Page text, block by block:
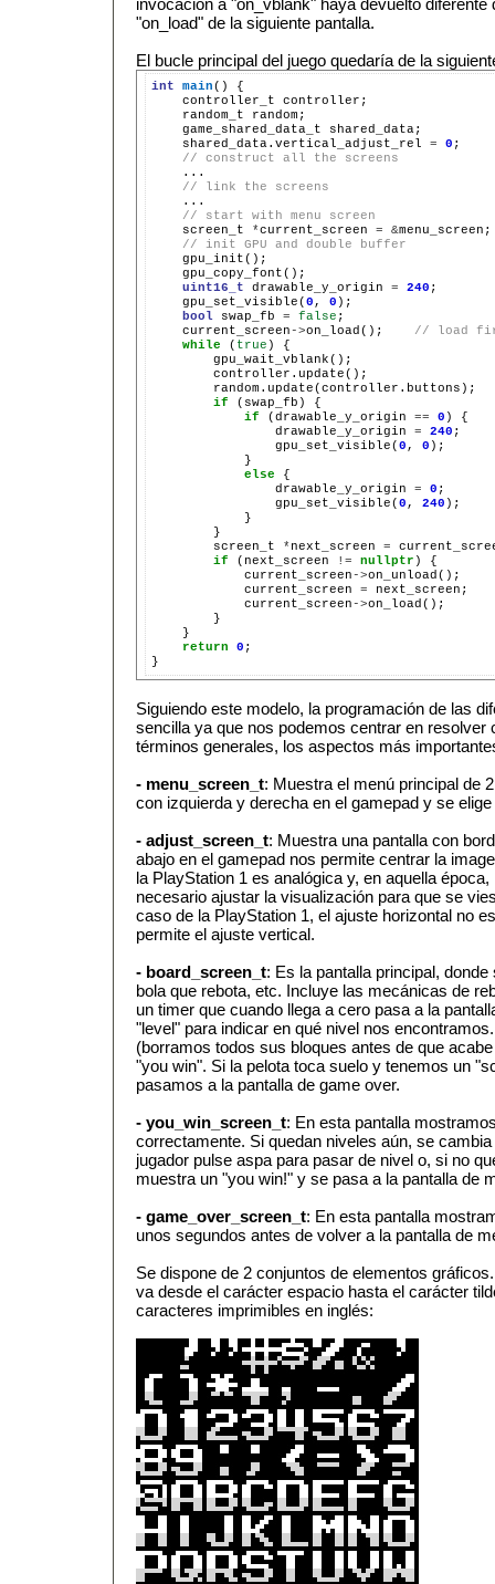
invocación a "on_vblank" haya devuelto
"on_load" de la siguiente pantalla.
El bucle principal del juego quedaría de la
int main()
controller_t
random_t
game_shared_data_t
shared_data.vertical_adjust_rel
= 0
// construct all the screens
// link the screens
// start with menu screen
screen_t
*current_screen = &
// init GPU and double buffer
uint16_t
drawable_y_origin = 240
gpu_set_visible( 0 , 0
bool
swap_fb = false
current_screen->on_load();
// load
while
( true )
if
(swap_fb)
if
(drawable_y_origin == 0 )
drawable_y_origin
= 240
gpu_set_visible( 0 , 0
else
drawable_y_origin
= 0
gpu_set_visible( 0 , 240
screen_t
*next_screen =
if
(next_screen != nullptr )
current_screen->
current_screen
=
current_screen->
return
0 ;
Siguiendo este modelo, la programación de las
sencilla ya que nos podemos centrar en resolver
términos generales, los aspectos más
- menu_screen_t: Muestra el menú principal de
con izquierda y derecha en el gamepad y se
- adjust_screen_t: Muestra una pantalla con
abajo en el gamepad nos permite centrar la
la PlayStation 1 es analógica y, en aquella
necesario ajustar la visualización para que se
caso de la PlayStation 1, el ajuste horizontal no
permite el ajuste vertical.
- board_screen_t: Es la pantalla principal,
bola que rebota, etc. Incluye las mecánicas de
un timer que cuando llega a cero pasa a la
"level" para indicar en qué nivel nos
(borramos todos sus bloques antes de que
"you win". Si la pelota toca suelo y tenemos un
pasamos a la pantalla de game over.
- you_win_screen_t: En esta pantalla
correctamente. Si quedan niveles aún, se
jugador pulse aspa para pasar de nivel o, si no
muestra un "you win!" y se pasa a la pantalla de
- game_over_screen_t: En esta pantalla
unos segundos antes de volver a la pantalla de
Se dispone de 2 conjuntos de elementos
va desde el carácter espacio hasta el carácter
caracteres imprimibles en inglés: